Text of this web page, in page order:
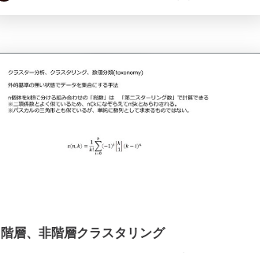
階層、非階層クラスタリング